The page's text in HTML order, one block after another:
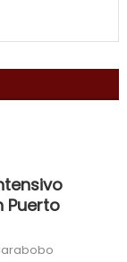
Puerto